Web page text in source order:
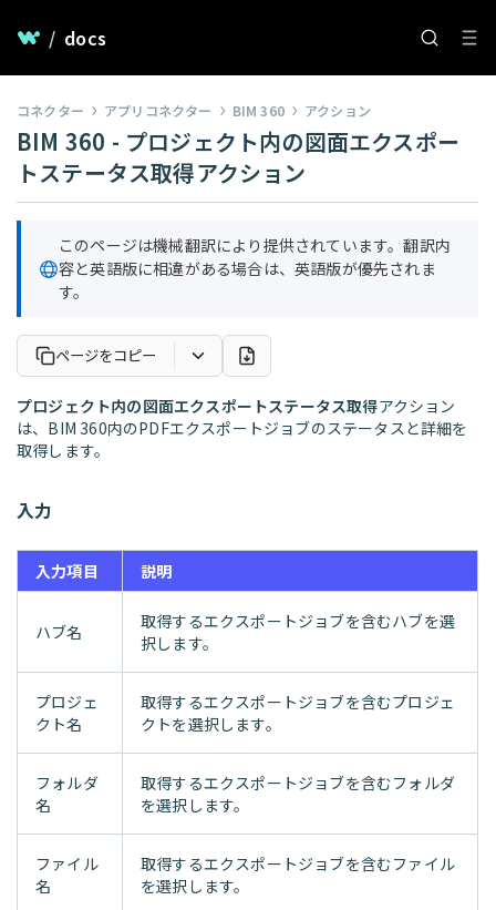
/ docs
コネクター アプリコネクター BIM 360 アクション
BIM 360 - プロジェクト内の図面エクスポー
トステータス取得アクション
このページは機械翻訳により提供されています。翻訳内
容と英語版に相違がある場合は、英語版が優先されま
す。
ページをコピー
プロジェクト内の図面エクスポートステータス取得アクション
は、BIM 360内のPDFエクスポートジョブのステータスと詳細を
取得します。
入力
入力項目 説明
ハブ名
取得するエクスポートジョブを含むハブを選
択します。
プロジェ
クト名
取得するエクスポートジョブを含むプロジェ
クトを選択します。
フォルダ
名
取得するエクスポートジョブを含むフォルダ
を選択します。
ファイル
名
取得するエクスポートジョブを含むファイル
を選択します。